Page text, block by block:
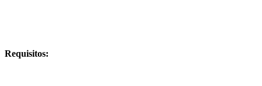
Requisitos: